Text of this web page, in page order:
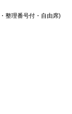
整理番号付・自由席)